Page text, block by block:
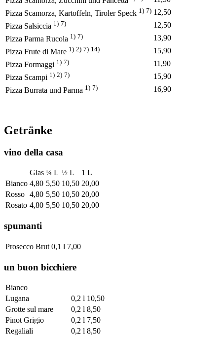
Pizza Scamorza, Kartoffeln, Tiroler Speck 1) 7) 12,50
Pizza Salsiccia 1) 7)
12,50
Pizza Parma Rucola 1) 7)
13,90
Pizza Frute di Mare 1) 2) 7) 14)
15,90
Pizza Formaggi 1) 7)
11,90
Pizza Scampi 1) 2) 7)
15,90
Pizza Burrata und Parma 1) 7) 16,90
Getränke
vino della casa
Glas ¼ L ½ L
1 L
Bianco 4,80 5,50 10,50 20,00
Rosso 4,80 5,50 10,50 20,00
Rosato 4,80 5,50 10,50 20,00
spumanti
Prosecco Brut 0,1 l 7,00
un buon bicchiere
Bianco
Lugana
0,2 l 10,50
Grotte sul mare
0,2 l 8,50
Pinot Grigio
0,2 l 7,50
Regaliali
0,2 l 8,50